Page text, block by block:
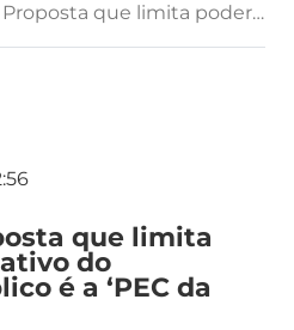
poder investigativo do Ministério Público é a ‘PEC da impunidade’
que limita
do
é a ‘PEC da